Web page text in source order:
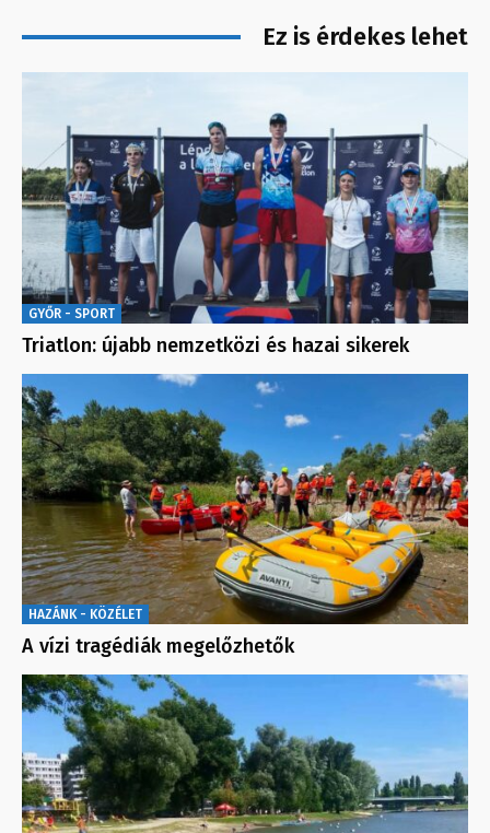
Ez is érdekes lehet
GYŐR - SPORT
Triatlon: újabb nemzetközi és hazai sikerek
HAZÁNK - KÖZÉLET
A vízi tragédiák megelőzhetők